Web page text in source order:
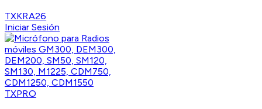
TXKRA26
Iniciar Sesión
TXPRO